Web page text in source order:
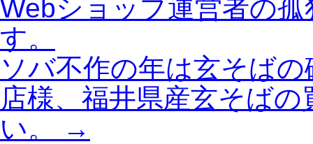
Webショップ運営者の
す。
ソバ不作の年は玄そば
店様、福井県産玄そば
い。
→